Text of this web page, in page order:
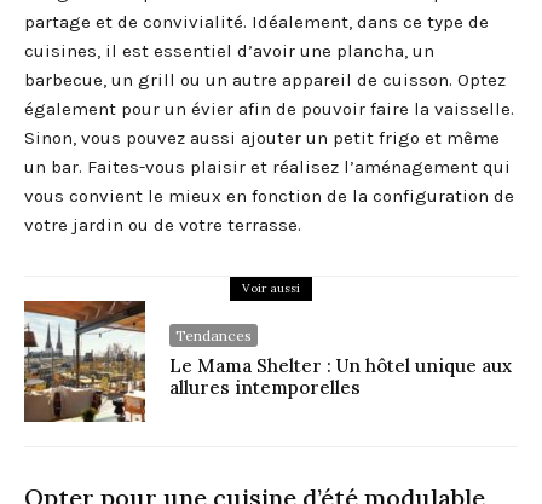
partage et de convivialité. Idéalement, dans ce type de
cuisines, il est essentiel d’avoir une plancha, un
barbecue, un grill ou un autre appareil de cuisson. Optez
également pour un évier afin de pouvoir faire la vaisselle.
Sinon, vous pouvez aussi ajouter un petit frigo et même
un bar. Faites-vous plaisir et réalisez l’aménagement qui
vous convient le mieux en fonction de la configuration de
votre jardin ou de votre terrasse.
Voir aussi
Tendances
Le Mama Shelter : Un hôtel unique aux
allures intemporelles
Opter pour une cuisine d’été modulable